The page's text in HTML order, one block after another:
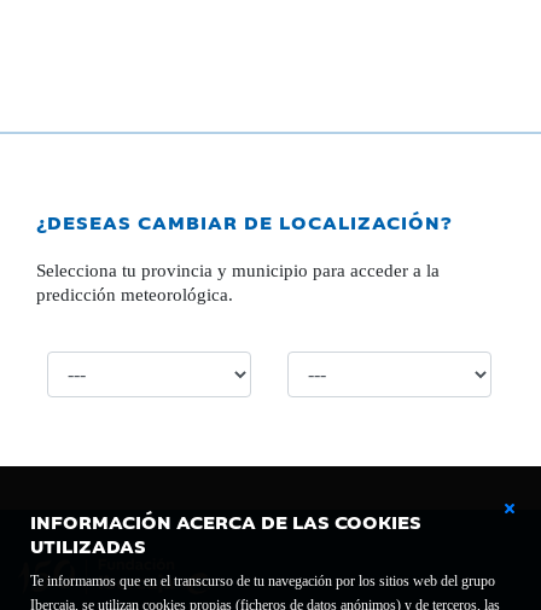
INFORMACIÓN ACERCA DE LAS COOKIES
UTILIZADAS
Te informamos que en el transcurso de tu navegación por los sitios web del grupo
Ibercaja, se utilizan cookies propias (ficheros de datos anónimos) y de terceros, las
¿DESEAS CAMBIAR DE LOCALIZACIÓN?
Selecciona tu provincia y municipio para acceder a la
predicción meteorológica.